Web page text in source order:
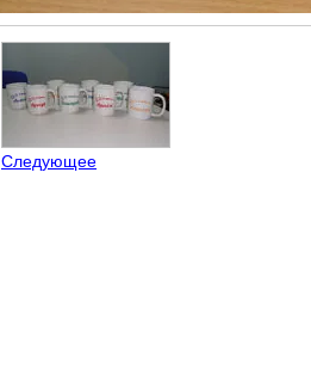
Следующее